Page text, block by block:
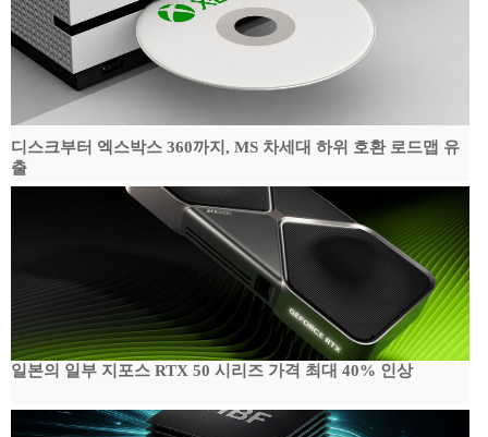
디스크부터 엑스박스 360까지, MS 차세대 하위 호환 로드맵 유
출
일본의 일부 지포스 RTX 50 시리즈 가격 최대 40% 인상